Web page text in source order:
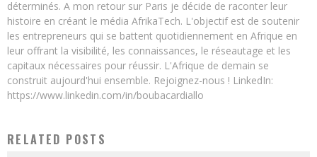
déterminés. A mon retour sur Paris je décide de raconter leur
histoire en créant le média AfrikaTech. L'objectif est de soutenir
les entrepreneurs qui se battent quotidiennement en Afrique en
leur offrant la visibilité, les connaissances, le réseautage et les
capitaux nécessaires pour réussir. L'Afrique de demain se
construit aujourd'hui ensemble. Rejoignez-nous ! LinkedIn:
https://www.linkedin.com/in/boubacardiallo
RELATED POSTS